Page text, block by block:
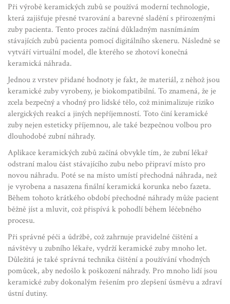
Při výrobě keramických zubů se používá moderní technologie,
která zajišťuje přesné tvarování a barevné sladění s přirozenými
zuby pacienta. Tento proces začíná důkladným nasnímáním
stávajících zubů pacienta pomocí digitálního skeneru. Následně se
vytváří virtuální model, dle kterého se zhotoví konečná
keramická náhrada.
Jednou z vrstev přidané hodnoty je fakt, že materiál, z něhož jsou
keramické zuby vyrobeny, je biokompatibilní. To znamená, že je
zcela bezpečný a vhodný pro lidské tělo, což minimalizuje riziko
alergických reakcí a jiných nepříjemností. Toto činí keramické
zuby nejen esteticky příjemnou, ale také bezpečnou volbou pro
dlouhodobé zubní náhrady.
Aplikace keramických zubů začíná obvykle tím, že zubní lékař
odstraní malou část stávajícího zubu nebo připraví místo pro
novou náhradu. Poté se na místo umístí přechodná náhrada, než
je vyrobena a nasazena finální keramická korunka nebo fazeta.
Během tohoto krátkého období přechodné náhrady může pacient
běžně jíst a mluvit, což přispívá k pohodlí během léčebného
procesu.
Při správné péči a údržbě, což zahrnuje pravidelné čištění a
návštěvy u zubního lékaře, vydrží keramické zuby mnoho let.
Důležitá je také správná technika čištění a používání vhodných
pomůcek, aby nedošlo k poškození náhrady. Pro mnoho lidí jsou
keramické zuby dokonalým řešením pro zlepšení úsměvu a zdraví
ústní dutiny.